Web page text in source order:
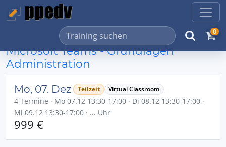
0
Microsoft Teams - Grundlagen
Administration
Mo, 07. Dez Teilzeit Virtual Classroom
4 Termine · Mo 07.12 13:30-17:00 · Di 08.12 13:30-17:00 ·
Mi 09.12 13:30-17:00 · ... Uhr
999 €